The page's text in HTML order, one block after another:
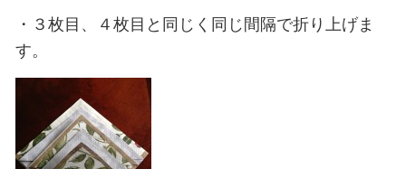
・３枚目、４枚目と同じく同じ間隔で折り上げま
す。